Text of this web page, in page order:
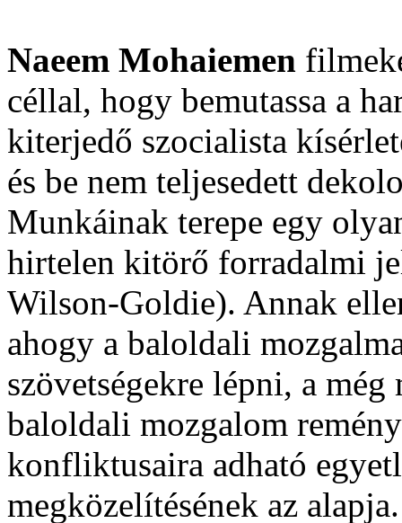
Naeem Mohaiemen
céllal, hogy bemutassa a
kiterjedő szocialista
és be nem teljesedett
Munkáinak terepe egy
hirtelen kitörő forradalmi
Wilson-Goldie). Annak
ahogy a baloldali
szövetségekre lépni, a
baloldali mozgalom
konfliktusaira adható
megközelítésének az